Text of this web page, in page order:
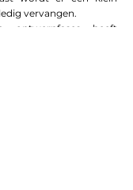
vervangen.
ontwerpfases heeft